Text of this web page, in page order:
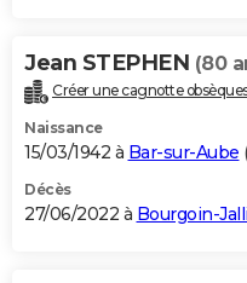
Jean STEPHEN (80
Créer une cagnotte
Naissance
15/03/1942 à Bar-sur-Aube
Décès
27/06/2022 à Bourgoin-